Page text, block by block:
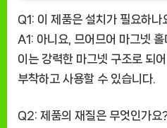
Q1: 이 제품은 설치가 필요하나
A1: 아니요, 므어므어 마그넷
이는 강력한 마그넷 구조로 되
부착하고 사용할 수 있습니다.
Q2: 제품의 재질은 무엇인가요